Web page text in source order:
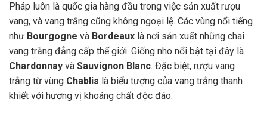
Pháp luôn là quốc gia hàng đầu trong việc sản xuất rượu
vang, và vang trắng cũng không ngoại lệ. Các vùng nổi tiếng
như Bourgogne và Bordeaux là nơi sản xuất những chai
vang trắng đẳng cấp thế giới. Giống nho nổi bật tại đây là
Chardonnay và Sauvignon Blanc. Đặc biệt, rượu vang
trắng từ vùng Chablis là biểu tượng của vang trắng thanh
khiết với hương vị khoáng chất độc đáo.